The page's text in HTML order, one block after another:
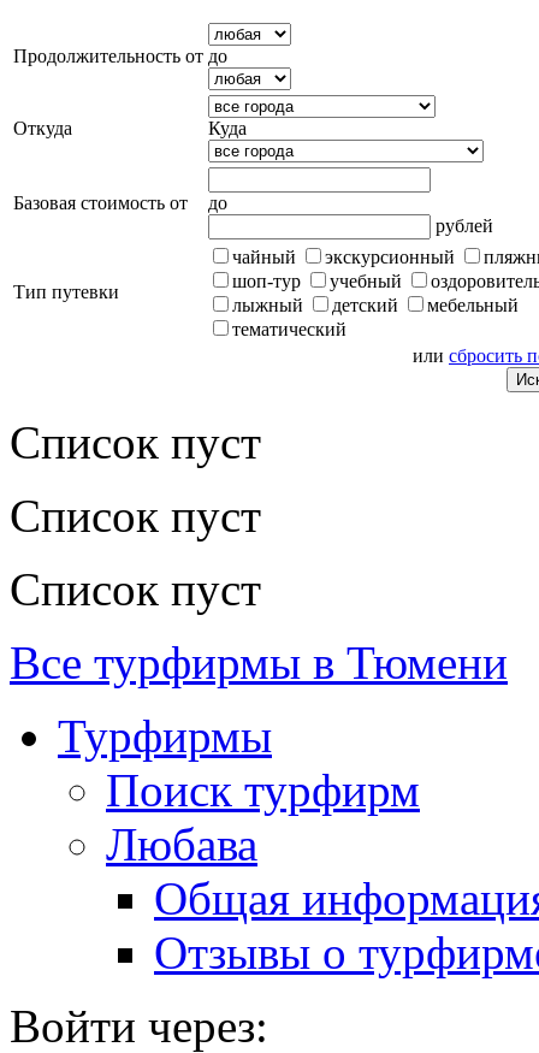
Продолжительность от до
Откуда Куда
Базовая стоимость от
до
рублей
Тип путевки
чайный экскурсионный
шоп-тур
учебный
лыжный
детский
мебельный
тематический
или сбросить
Список пуст
Список пуст
Список пуст
Все турфирмы в Тюмени
Турфирмы
Поиск турфирм
Любава
Общая
Отзывы о
Войти через: